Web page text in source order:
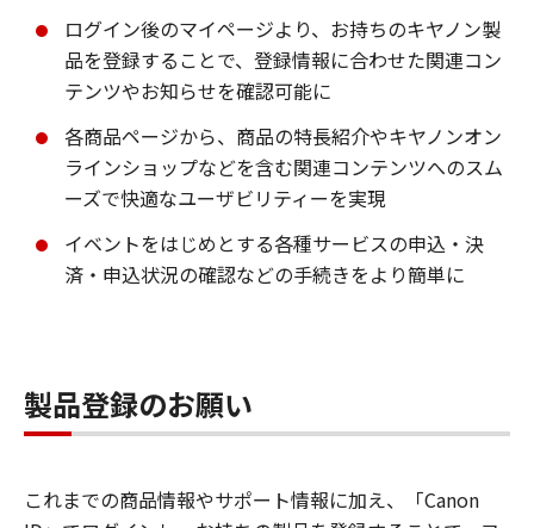
ログイン後のマイページより、お持ちのキヤノン製
品を登録することで、登録情報に合わせた関連コン
テンツやお知らせを確認可能に
各商品ページから、商品の特長紹介やキヤノンオン
ラインショップなどを含む関連コンテンツへのスム
ーズで快適なユーザビリティーを実現
イベントをはじめとする各種サービスの申込・決
済・申込状況の確認などの手続きをより簡単に
製品登録のお願い
これまでの商品情報やサポート情報に加え、「Canon